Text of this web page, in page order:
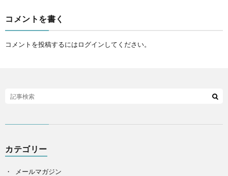
コメントを書く
コメントを投稿するにはログインしてください。
カテゴリー
メールマガジン